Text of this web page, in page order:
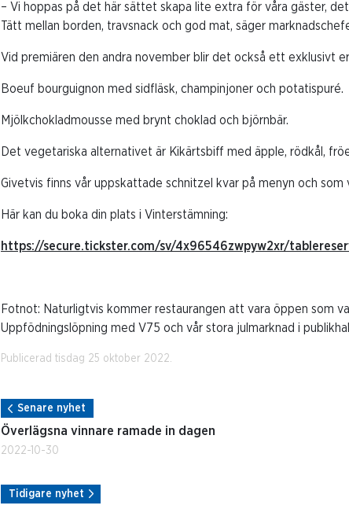
– Vi hoppas på det här sättet skapa lite extra för våra gäster,
Tätt mellan borden, travsnack och god mat, säger
Vid premiären den andra november blir det också ett exklusivt
Boeuf bourguignon med sidfläsk, champinjoner och potatispuré.
Mjölkchokladmousse med brynt choklad och björnbär.
Det vegetariska alternativet är Kikärtsbiff med äpple, rödkål,
Givetvis finns vår uppskattade schnitzel kvar på menyn och
Här kan du boka din plats i Vinterstämning:
https://secure.tickster.com/sv/4x96546zwpyw2xr/
Fotnot: Naturligtvis kommer restaurangen att vara öppen som
Uppfödningslöpning med V75 och vår stora julmarknad i
Publicerad tisdag 25 oktober 2022.
Senare nyhet
Överlägsna vinnare ramade in dagen
2022-10-30
Tidigare nyhet